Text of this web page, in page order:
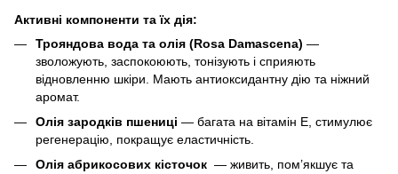
Активні компоненти та їх дія:
Трояндова вода та олія (Rosa Damascena) —
зволожують, заспокоюють, тонізують і сприяють
відновленню шкіри. Мають антиоксидантну дію та ніжний
аромат.
Олія зародків пшениці — багата на вітамін Е, стимулює
регенерацію, покращує еластичність.
Олія абрикосових кісточок — живить, пом’якшує та